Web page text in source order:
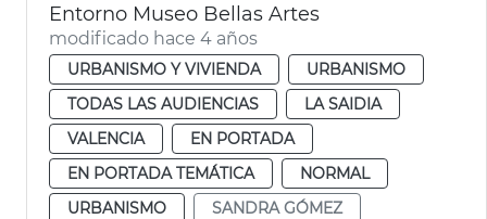
Entorno Museo Bellas Artes
modificado hace 4 años
URBANISMO Y VIVIENDA
URBANISMO
TODAS LAS AUDIENCIAS
LA SAIDIA
VALENCIA
EN PORTADA
EN PORTADA TEMÁTICA
NORMAL
URBANISMO
SANDRA GÓMEZ